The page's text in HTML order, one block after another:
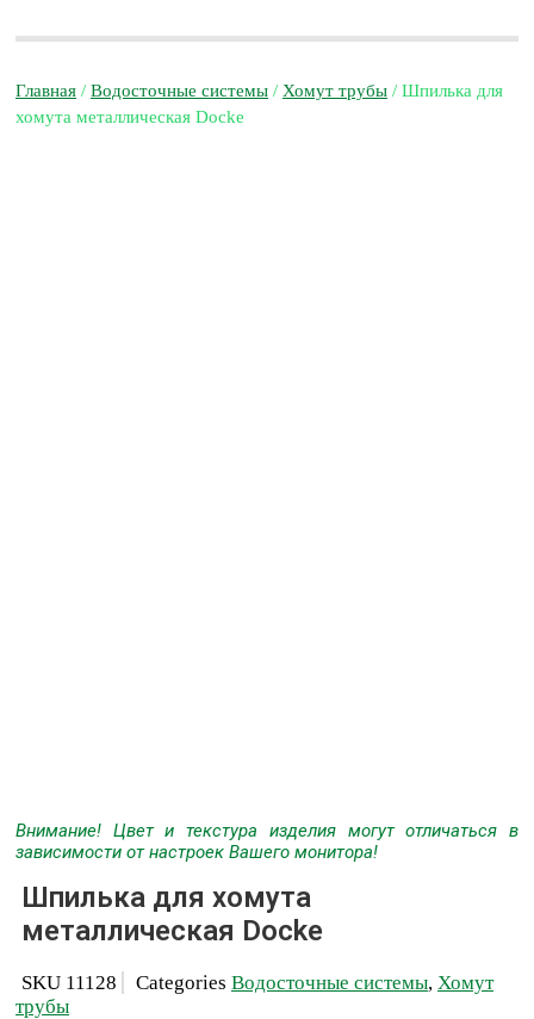
Главная / Водосточные системы / Хомут трубы / Шпилька для
хомута металлическая Docke
Внимание! Цвет и текстура изделия могут отличаться в
зависимости от настроек Вашего монитора!
Шпилька для хомута
металлическая Docke
SKU 11128 Categories Водосточные системы, Хомут
трубы